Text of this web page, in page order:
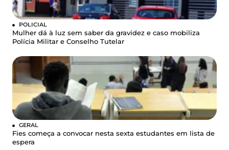
POLICIAL
Mulher dá à luz sem saber da gravidez e caso mobiliza
Polícia Militar e Conselho Tutelar
GERAL
Fies começa a convocar nesta sexta estudantes em lista de
espera